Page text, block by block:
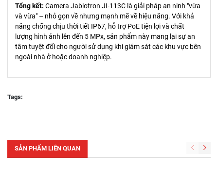
Tổng kết: Camera Jablotron JI-113C là giải pháp an ninh "vừa
và vừa" – nhỏ gọn về nhưng mạnh mẽ về hiệu năng. Với khả
năng chống chịu thời tiết IP67, hỗ trợ PoE tiện lợi và chất
lượng hình ảnh lên đến 5 MPx, sản phẩm này mang lại sự an
tâm tuyệt đối cho người sử dụng khi giám sát các khu vực bên
ngoài nhà ở hoặc doanh nghiệp.
Tags:
SẢN PHẨM LIÊN QUAN